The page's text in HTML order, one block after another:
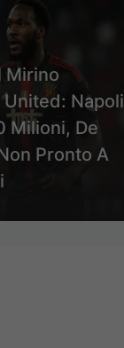
Mirino
United: Napoli
Milioni, De
Pronto A